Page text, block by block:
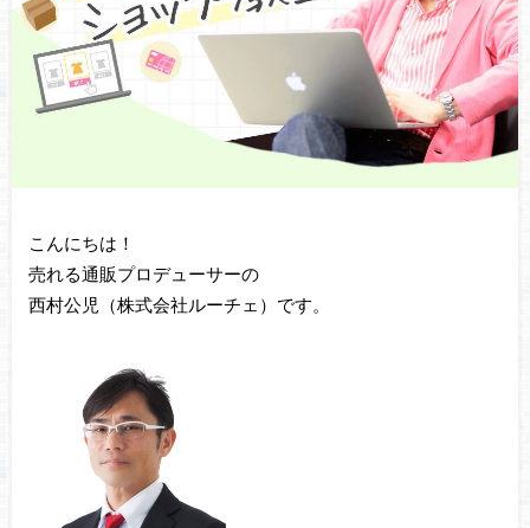
こんにちは！
売れる通販プロデューサーの
西村公児（株式会社ルーチェ）です。